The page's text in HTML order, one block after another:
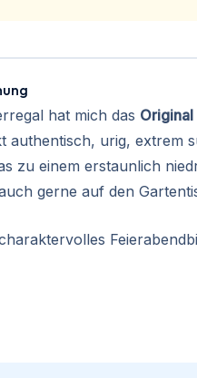
hat mich das
authentisch, urig, extrem
zu einem erstaunlich
gerne auf den